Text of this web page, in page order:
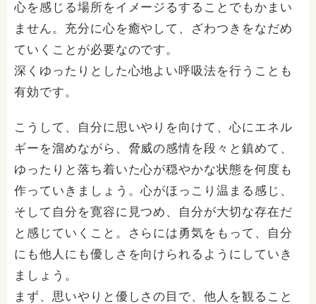
心を感じる場所をイメージるすることでもかまい
ません。充分に心を癒やして、ざわつきをなだめ
ていくことが必要なのです。
深くゆったりとした心地よい呼吸法を行うことも
有効です。
こうして、自分に思いやりを向けて、心にエネル
ギーを溜めながら、脅威の感情を段々と鎮めて、
ゆったりと落ち着いた心が穏やかな状態を何度も
作っていきましょう。心がほっこり温まる感じ、
そして自分を寛容に見つめ、自分が大切な存在だ
と感じていくこと。さらには勇気をもって、自分
にも他人にも優しさを向けられるようにしていき
ましょう。
まず、思いやりと優しさの目で、他人を観ること